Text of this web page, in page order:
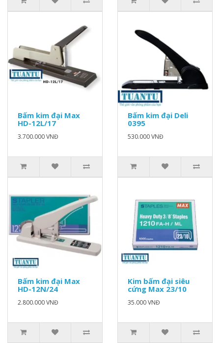
Bấm kim đại Max
HD-12L/17
3.700.000 VNĐ
Bấm kim đại Deli
0395
530.000 VNĐ
Bấm kim đại Max
HD-12N/24
2.800.000 VNĐ
Kim bấm đại siêu
cứng Max 23/10
35.000 VNĐ